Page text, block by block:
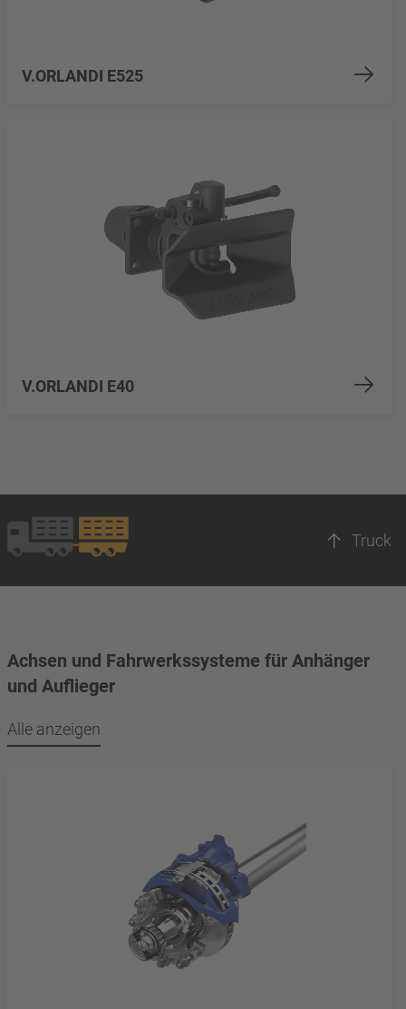
V.ORLANDI E525
V.ORLANDI E40
Truck
Achsen und Fahrwerkssysteme für Anhänger
und Auflieger
Alle anzeigen